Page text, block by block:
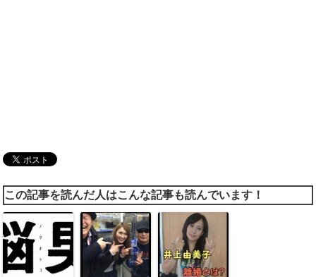
この記事を読んだ人はこんな記事も読んでいます！